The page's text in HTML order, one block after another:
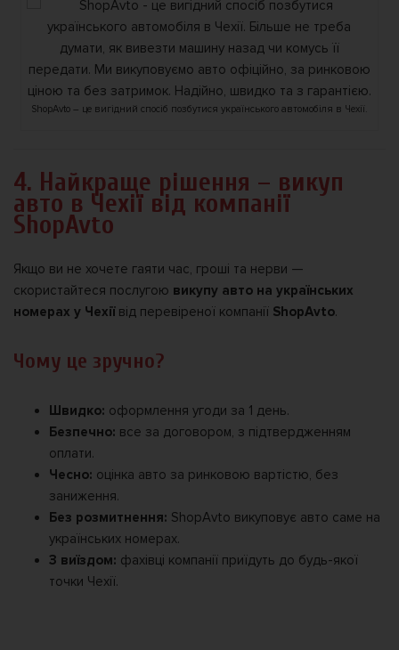
ShopAvto – це вигідний спосіб позбутися українського автомобіля в Чехії.
4. Найкраще рішення – викуп
авто в Чехії від компанії
ShopAvto
Якщо ви не хочете гаяти час, гроші та нерви —
скористайтеся послугою викупу авто на українських
номерах у Чехіївід перевіреної компанії ShopAvto.
Чому це зручно?
Швидко: оформлення угоди за 1 день.
Безпечно: все за договором, з підтвердженням
оплати.
Чесно: оцінка авто за ринковою вартістю, без
заниження.
Без розмитнення: ShopAvto викуповує авто саме на
українських номерах.
З виїздом: фахівці компанії приїдуть до будь-якої
точки Чехії.